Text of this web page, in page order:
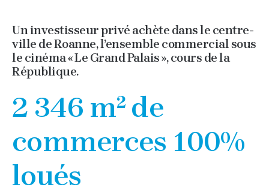
Un investisseur privé achète dans le centre-
ville de Roanne, l’ensemble commercial sous
le cinéma « Le Grand Palais », cours de la
République.
2 346 m² de
commerces 100%
loués